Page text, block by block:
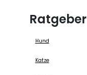
Ratgeber
Hund
Katze